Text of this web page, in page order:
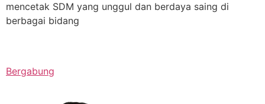
mencetak SDM yang unggul dan berdaya saing di
berbagai bidang
Bergabung